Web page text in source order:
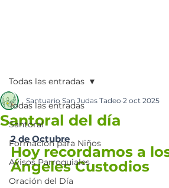
Todas las entradas
Santoral
Formación para Niños
Avisos Parroquiales
Oración del Día
Todas las entradas
Santoral del día
Santuario San Judas Tadeo 2 oct 2025
2 de Octubre
Hoy recordamos a
Ángeles Custodios